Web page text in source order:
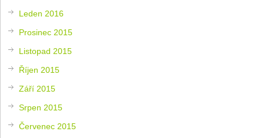
Leden 2016
Prosinec 2015
Listopad 2015
Říjen 2015
Září 2015
Srpen 2015
Červenec 2015